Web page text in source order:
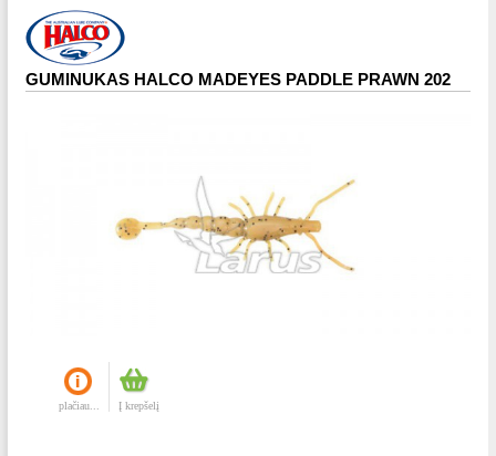
GUMINUKAS HALCO MADEYES PADDLE PRAWN 202
plačiau... Į krepšelį